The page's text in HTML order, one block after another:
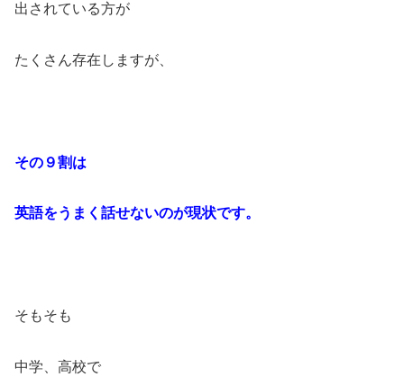
出されている方が
たくさん存在しますが、
その９割は
英語をうまく話せないのが現状です。
そもそも
中学、高校で